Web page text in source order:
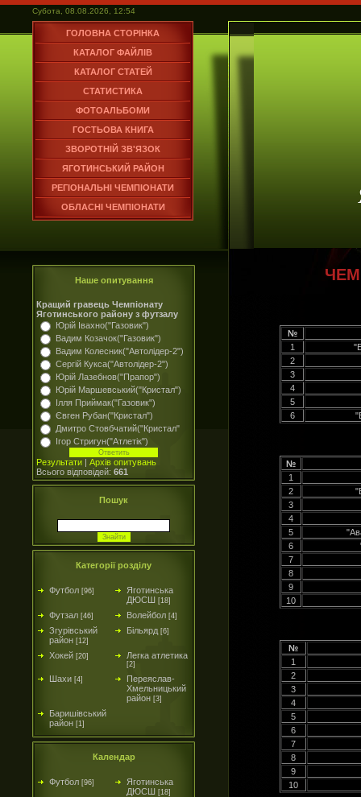
Субота, 08.08.2026, 12:54
ГОЛОВНА СТОРІНКА
КАТАЛОГ ФАЙЛІВ
КАТАЛОГ СТАТЕЙ
СТАТИСТИКА
ФОТОАЛЬБОМИ
ГОСТЬОВА КНИГА
ЗВОРОТНІЙ ЗВ'ЯЗОК
ЯГОТИНСЬКИЙ РАЙОН
РЕГІОНАЛЬНІ ЧЕМПІОНАТИ
ОБЛАСНІ ЧЕМПІОНАТИ
Наше опитування
Кращий гравець Чемпіонату
Яготинського району з футзалу
Юрій Івахно("Газовик")
Вадим Козачок("Газовик")
Вадим Колесник("Автолідер-2")
Сергій Кукса("Автолідер-2")
Юрій Лазебнов("Прапор")
Юрій Маршевський("Кристал")
Ілля Приймак("Газовик")
Євген Рубан("Кристал")
Дмитро Стовбчатий("Кристал"
Ігор Стригун("Атлетік")
Результати | Архів опитувань
Всього відповідей: 661
Пошук
Категорії розділу
Футбол [96]
Яготинська
ДЮСШ [18]
Футзал [46] Волейбол [4]
Згурівський
район [12]
Більярд [6]
Хокей [20] Легка атлетика
[2]
Шахи [4]
Переяслав-
Хмельницький
район [3]
Баришівський
район [1]
Календар
Футбол [96]
Яготинська
ДЮСШ [18]
№
1
2
3
4
5
6
№
1
2
3
4
5
6
7
8
9
10
№
1
2
3
4
5
6
7
8
9
10